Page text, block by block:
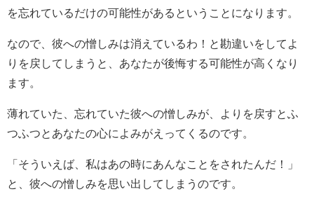
を忘れているだけの可能性があるということになります。
なので、彼への憎しみは消えているわ！と勘違いをしてよ
りを戻してしまうと、あなたが後悔する可能性が高くなり
ます。
薄れていた、忘れていた彼への憎しみが、よりを戻すとふ
つふつとあなたの心によみがえってくるのです。
「そういえば、私はあの時にあんなことをされたんだ！」
と、彼への憎しみを思い出してしまうのです。